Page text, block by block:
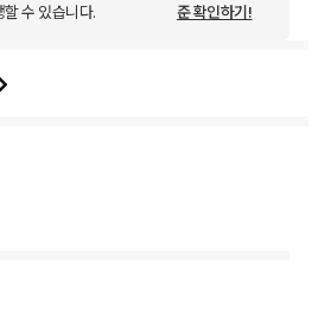
수 있습니다.
준 확인하기!